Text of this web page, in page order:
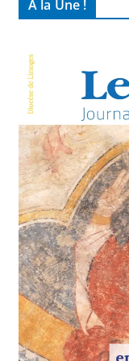
À la Une !